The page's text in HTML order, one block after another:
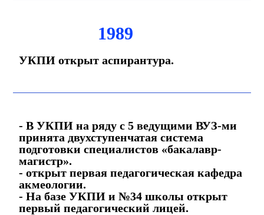
1989
УКПИ открыт аспирантура.
- В УКПИ на ряду с 5 ведущими ВУЗ-ми
принята двухступенчатая система
подготовки специалистов «бакалавр-
магистр».
- открыт первая педагогическая кафедра
акмеологии.
- На базе УКПИ и №34 школы открыт
первый педагогический лицей.